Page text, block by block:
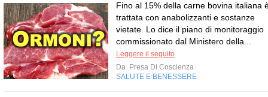
Fino al 15% della carne bovina italiana
trattata con anabolizzanti e sostanze
vietate. Lo dice il piano di monitoraggio
commissionato dal Ministero della...
Leggere il seguito
Da Presa Di Coscienza
SALUTE E BENESSERE